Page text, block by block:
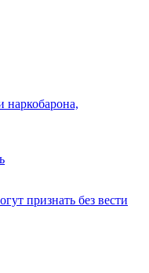
наркобарона,
признать без вести